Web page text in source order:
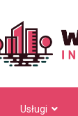
Usługi